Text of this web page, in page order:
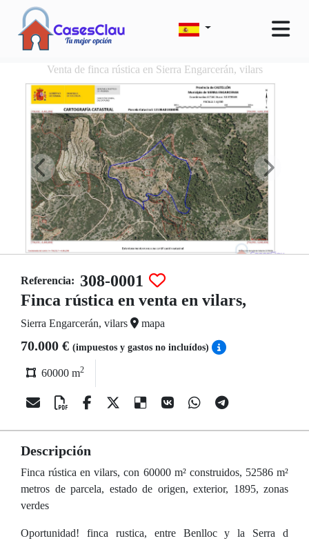
Venta de finca rústica en Sierra Engarcerán, vilars
Referencia: 308-0001
Finca rústica en venta en vilars,
Sierra Engarcerán, vilars mapa
70.000 € (impuestos y gastos no incluídos)
60000 m2
Descripción
Finca rústica en vilars, con 60000 m² construidos, 52586 m²
metros de parcela, estado de origen, exterior, 1895, zonas
verdes
Oportunidad! finca rustica, entre Benlloc y la Serra d